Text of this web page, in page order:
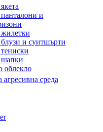
и
и суитшърти
облекло
агресивна среда